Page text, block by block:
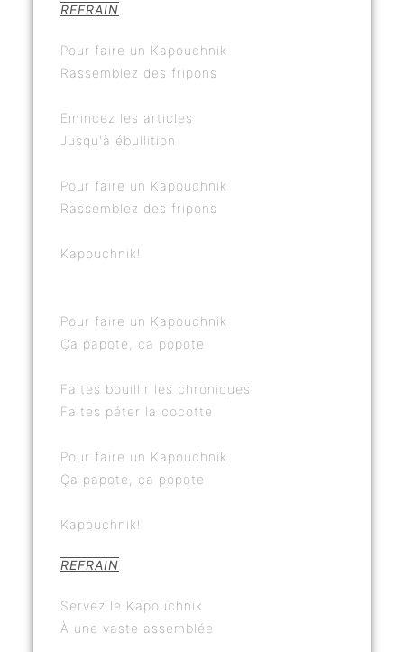
REFRAIN
Pour faire un Kapouchnik
Rassemblez des fripons
Emincez les articles
Jusqu'à ébullition
Pour faire un Kapouchnik
Rassemblez des fripons
Kapouchnik!
Pour faire un Kapouchnik
Ça papote, ça popote
Faites bouillir les chroniques
Faites péter la cocotte
Pour faire un Kapouchnik
Ça papote, ça popote
Kapouchnik!
REFRAIN
Servez le Kapouchnik
À une vaste assemblée